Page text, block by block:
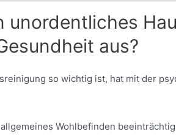
unordentliches
aus?
so wichtig ist, hat mit der
Wohlbefinden